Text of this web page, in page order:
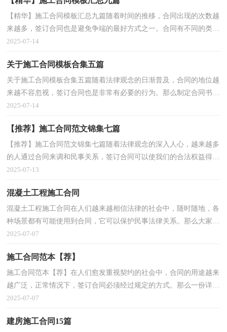
【精华】施工合同模板汇总九篇随着时间的推移，合同出现的次数越
来越多，签订合同也是避免争端的最好方式之一。合同有不同的类
型，当然也有不同的目的，以下是小编为大家整理的施工...
2025-07-14
关于施工合同模板合集五篇
关于施工合同模板合集五篇随着法律观念的日渐普及，合同的地位越
来越不容忽视，签订合同也是非常有必要的行为。那么制定合同书有
什么需要注意的呢？以下是小编精心整理的施工合同...
2025-07-14
【推荐】施工合同范文锦集七篇
【推荐】施工合同范文锦集七篇随着法律观念的深入人心，越来越多
的人通过合同来调和民事关系，签订合同可以使我们的合法权益得到
法律的保障。那么合同书的格式，你掌握了吗？以下是...
2025-07-13
混凝土工程施工合同
混凝土工程施工合同在人们越来越相信法律的社会中，随时随地，各
种场景都有可能使用到合同，它可以保护民事法律关系。那么大家知
道正规的合同书怎么写吗？以下是小编收集整理的混凝...
2025-07-07
施工合同范本【荐】
施工合同范本【荐】在人们愈发重视契约的社会中，合同的用途越来
越广泛，正常情况下，签订合同必须经过规定的方式。那么一份详细
的合同要怎么写呢？以下是小编收集整理的施工合同范...
2025-07-07
建房施工合同15篇